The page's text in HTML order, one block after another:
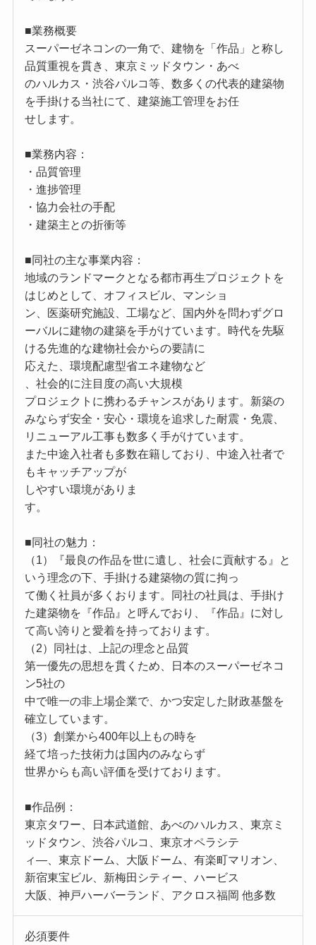
■業務概要
スーパーゼネコンの一角で、建物を「作品」と称し
品質重視を貫き、東京ミッドタウン・あべ
のハルカス・渋谷パルコ等、数多くの代表的建築物
を手掛ける当社にて、建築施工管理をお任
せします。
■業務内容：
・品質管理
・進捗管理
・協力会社の手配
・建築主との折衝等
■同社の主な事業内容：
地域のランドマークとなる都市再生プロジェクトを
はじめとして、オフィスビル、マンショ
ン、医薬研究施設、工場など、国内外を問わずグロ
ーバルに建物の建築を手がけています。時代を先駆
ける先進的な建物社会からの要請に
応えた、環境配慮型省エネ建物など
、社会的に注目度の高い大規模
プロジェクトに携わるチャンスがあります。新築の
みならず安全・安心・環境を追求した耐震・免震、
リニューアル工事も数多く手がけています。
また中途入社者も多数在籍しており、中途入社者で
もキャッチアップが
しやすい環境がありま
す。
■同社の魅力：
（1）『最良の作品を世に遺し、社会に貢献する』と
いう理念の下、手掛ける建築物の質に拘っ
て働く社員が多くおります。同社の社員は、手掛け
た建築物を『作品』と呼んでおり、『作品』に対し
て高い誇りと愛着を持っております。
（2）同社は、上記の理念と品質
第一優先の思想を貫くため、日本のスーパーゼネコ
ン5社の
中で唯一の非上場企業で、かつ安定した財政基盤を
確立しています。
（3）創業から400年以上もの時を
経て培った技術力は国内のみならず
世界からも高い評価を受けております。
■作品例：
東京タワー、日本武道館、あべのハルカス、東京ミ
ッドタウン、渋谷パルコ、東京オペラシテ
ィ―、東京ドーム、大阪ドーム、有楽町マリオン、
新宿東宝ビル、新梅田シティー、ハービス
大阪、神戸ハーバーランド、アクロス福岡 他多数
必須要件